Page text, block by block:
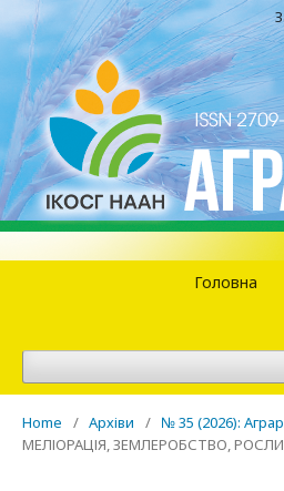
Головна
Home / Архіви / № 35 (2026):
МЕЛІОРАЦІЯ, ЗЕМЛЕРОБСТВО,